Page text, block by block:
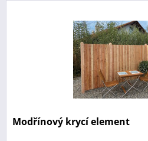
Modřínový krycí element